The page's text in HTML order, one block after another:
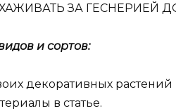
ЗА ГЕСНЕРИЕЙ
и сортов:
декоративных
в статье.